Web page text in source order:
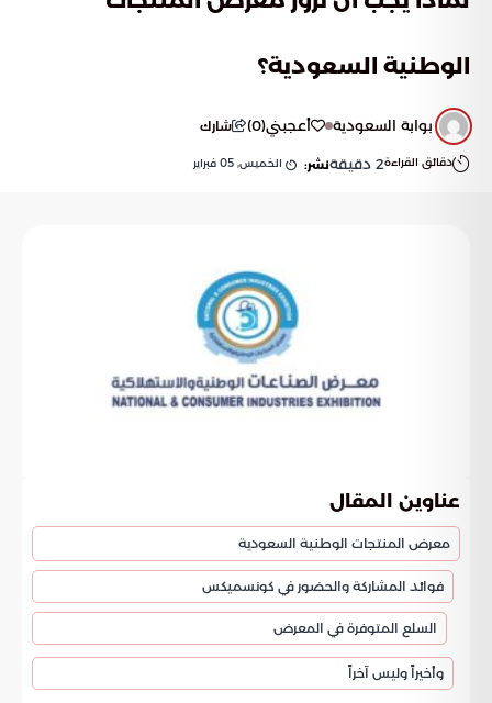
الوطنية السعودية؟
بوابة السعودية أعجبني(
0
) شارك
دقائق القراءة2 دقيقةنشر: الخميس, 05 فبراير
عناوين المقال
معرض المنتجات الوطنية السعودية
فوائد المشاركة والحضور في كونسميكس
السلع المتوفرة في المعرض
وأخيراً وليس آخراً